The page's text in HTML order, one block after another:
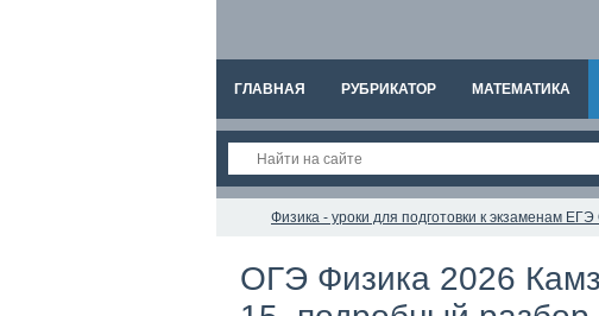
ГЛАВНАЯ РУБРИКАТОР МАТЕМАТИКА
Физика - уроки для подготовки к экзаменам
ОГЭ Физика 2026